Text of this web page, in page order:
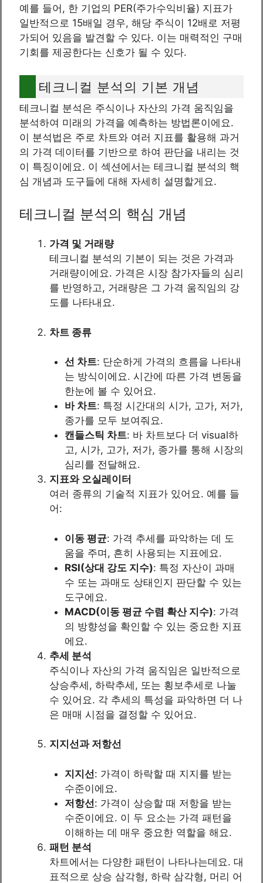
예를 들어, 한 기업의 PER(주가수익비율) 지표가
일반적으로 15배일 경우, 해당 주식이 12배로 저평
가되어 있음을 발견할 수 있다. 이는 매력적인 구매
기회를 제공한다는 신호가 될 수 있다.
테크니컬 분석의 기본 개념
테크니컬 분석은 주식이나 자산의 가격 움직임을
분석하여 미래의 가격을 예측하는 방법론이에요.
이 분석법은 주로 차트와 여러 지표를 활용해 과거
의 가격 데이터를 기반으로 하여 판단을 내리는 것
이 특징이에요. 이 섹션에서는 테크니컬 분석의 핵
심 개념과 도구들에 대해 자세히 설명할게요.
테크니컬 분석의 핵심 개념
가격 및 거래량
테크니컬 분석의 기본이 되는 것은 가격과
거래량이에요. 가격은 시장 참가자들의 심리
를 반영하고, 거래량은 그 가격 움직임의 강
도를 나타내요.
차트 종류
선 차트: 단순하게 가격의 흐름을 나타내
는 방식이에요. 시간에 따른 가격 변동을
한눈에 볼 수 있어요.
바 차트: 특정 시간대의 시가, 고가, 저가,
종가를 모두 보여줘요.
캔들스틱 차트: 바 차트보다 더 visual하
고, 시가, 고가, 저가, 종가를 통해 시장의
심리를 전달해요.
지표와 오실레이터
여러 종류의 기술적 지표가 있어요. 예를 들
어:
이동 평균: 가격 추세를 파악하는 데 도
움을 주며, 흔히 사용되는 지표에요.
RSI(상대 강도 지수): 특정 자산이 과매
수 또는 과매도 상태인지 판단할 수 있는
도구에요.
MACD(이동 평균 수렴 확산 지수): 가격
의 방향성을 확인할 수 있는 중요한 지표
에요.
추세 분석
주식이나 자산의 가격 움직임은 일반적으로
상승추세, 하락추세, 또는 횡보추세로 나눌
수 있어요. 각 추세의 특성을 파악하면 더 나
은 매매 시점을 결정할 수 있어요.
지지선과 저항선
지지선: 가격이 하락할 때 지지를 받는
수준이에요.
저항선: 가격이 상승할 때 저항을 받는
수준이에요. 이 두 요소는 가격 패턴을
이해하는 데 매우 중요한 역할을 해요.
패턴 분석
차트에서는 다양한 패턴이 나타나는데요. 대
표적으로 상승 삼각형, 하락 삼각형, 머리 어